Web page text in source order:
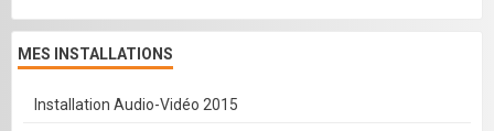
MES INSTALLATIONS
Installation Audio-Vidéo 2015